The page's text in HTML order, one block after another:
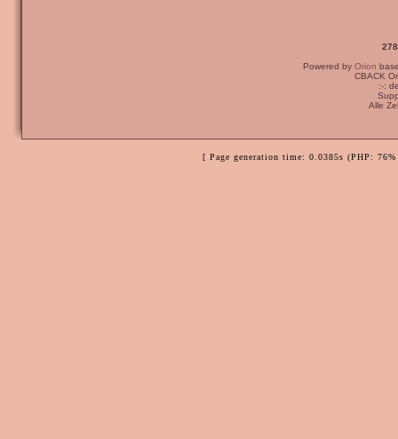
Powered by Orion
CBACK
:-:
Alle
[ Page generation time: 0.0385s (PHP: